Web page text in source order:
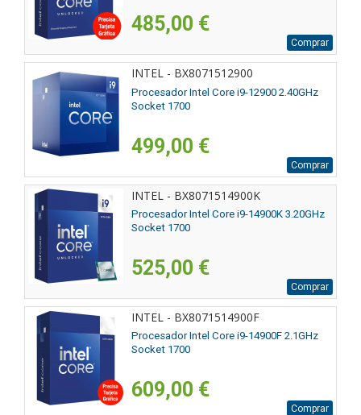
485,00 €
Comprar
INTEL - BX8071512900
Procesador Intel Core i9-12900 2.40GHz
Socket 1700
499,00 €
Comprar
INTEL - BX8071514900K
Procesador Intel Core i9-14900K 3.20GHz
Socket 1700
525,00 €
Comprar
INTEL - BX8071514900F
Procesador Intel Core i9-14900F 2.1GHz
Socket 1700
609,00 €
Comprar